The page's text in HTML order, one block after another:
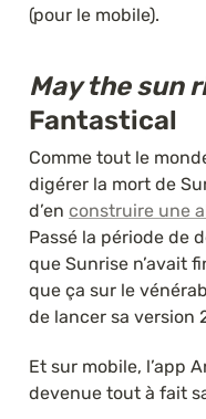
(pour le mobile).
May the sun
Fantastical
Comme tout le
digérer la mort de
d’en construire une
Passé la période de
que Sunrise n’avait
que ça sur le
de lancer sa version
Et sur mobile, l’app
devenue tout à fait